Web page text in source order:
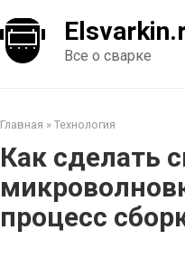
Все о сварке
Главная » Технология
Как сделать
процесс